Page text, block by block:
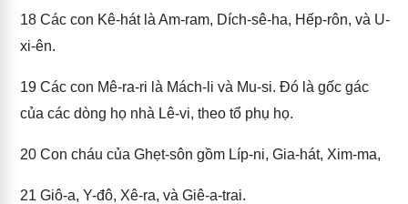
18 Các con Kê-hát là Am-ram, Dích-sê-ha, Hếp-rôn, và U-
xi-ên.
19 Các con Mê-ra-ri là Mách-li và Mu-si. Đó là gốc gác
của các dòng họ nhà Lê-vi, theo tổ phụ họ.
20 Con cháu của Ghẹt-sôn gồm Líp-ni, Gia-hát, Xim-ma,
21 Giô-a, Y-đô, Xê-ra, và Giê-a-trai.